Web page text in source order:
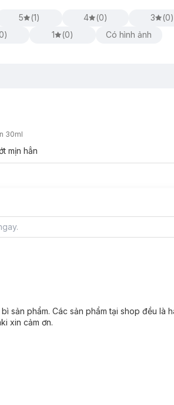
5 (1) 4 (0) 3 (0)
) 1 (0) Có hình ảnh
30ml
mịn hẳn
sản phẩm. Các sản phẩm tại shop đều là
xin cảm ơn.